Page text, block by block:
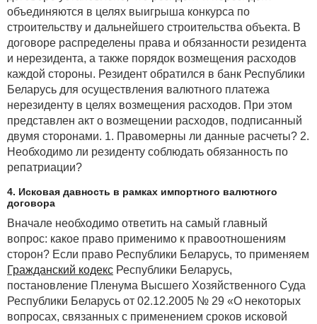
объединяются в целях выигрыша конкурса по
строительству и дальнейшего строительства объекта. В
договоре распределены права и обязанности резидента
и нерезидента, а также порядок возмещения расходов
каждой стороны. Резидент обратился в банк Республики
Беларусь для осуществления валютного платежа
нерезиденту в целях возмещения расходов. При этом
представлен акт о возмещении расходов, подписанный
двумя сторонами. 1. Правомерны ли данные расчеты? 2.
Необходимо ли резиденту соблюдать обязанность по
репатриации?
4. Исковая давность в рамках импортного валютного
договора
Вначале необходимо ответить на самый главный
вопрос: какое право применимо к правоотношениям
сторон? Если право Республики Беларусь, то применяем
Гражданский кодекс Республики Беларусь,
постановление Пленума Высшего Хозяйственного Суда
Республики Беларусь от 02.12.2005 № 29 «О некоторых
вопросах, связанных с применением сроков исковой